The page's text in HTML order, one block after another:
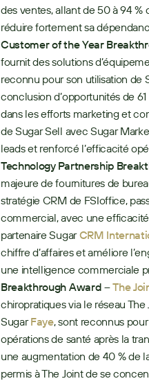
des ventes, allant de 50 à 94
Customer of the Year
fournit des solutions
reconnu pour son utilisation de
conclusion d’opportunités de
dans les efforts marketing et
de Sugar Sell avec Sugar
leads et renforcé l’efficacité
Technology Partnership
majeure de fournitures de
stratégie CRM de FSIoffice,
commercial, avec une
partenaire Sugar CRM
chiffre d’affaires et améliore
une intelligence commerciale
Breakthrough Award –The
chiropratiques via le réseau
Sugar Faye, sont reconnus
opérations de santé après la
une augmentation de 40 % de
permis à The Joint de se